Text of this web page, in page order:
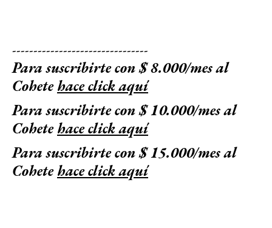
--------------------------------
Para suscribirte con $ 8.000/mes al
Cohetehace click aquí
Para suscribirte con $ 10.000/mes al
Cohetehace click aquí
Para suscribirte con $ 15.000/mes al
Cohetehace click aquí